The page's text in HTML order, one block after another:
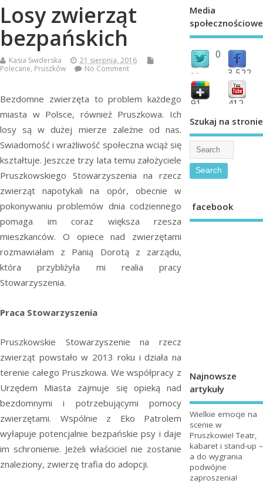
Losy zwierząt
bezpańskich
Kasia Swiderska
21 sierpnia, 2016
Polecane, Pruszków No Comment
Bezdomne zwierzęta to problem każdego
miasta w Polsce, również Pruszkowa. Ich
losy są w dużej mierze zależne od nas.
Swiadomość i wrażliwość społeczna wciąż się
kształtuje. Jeszcze trzy lata temu założyciele
Pruszkowskiego Stowarzyszenia na rzecz
zwierząt napotykali na opór, obecnie w
pokonywaniu problemów dnia codziennego
pomaga im coraz większa rzesza
mieszkanców. O opiece nad zwierzętami
rozmawiałam z Panią Dorotą z zarządu,
która przybliżyła mi realia pracy
Stowarzyszenia.
Praca Stowarzyszenia
Pruszkowskie Stowarzyszenie na rzecz
zwierząt powstało w 2013 roku i działa na
terenie całego Pruszkowa. We współpracy z
Urzędem Miasta zajmuje się opieką nad
bezdomnymi i potrzebującymi pomocy
zwierzętami. Wspólnie z Eko Patrolem
wyłapuje potencjalnie bezpańskie psy i daje
im schronienie. Jeżeli właściciel nie zostanie
znaleziony, zwierzę trafia do adopcji.
Media
społecznościowe
0
followers 3,522
fans
91 412
Szukaj na stronie
facebook
Najnowsze
artykuły
Wielkie emocje na
scenie w
Pruszkowie! Teatr,
kabaret i stand-up –
a do wygrania
podwójne
zaproszenia!